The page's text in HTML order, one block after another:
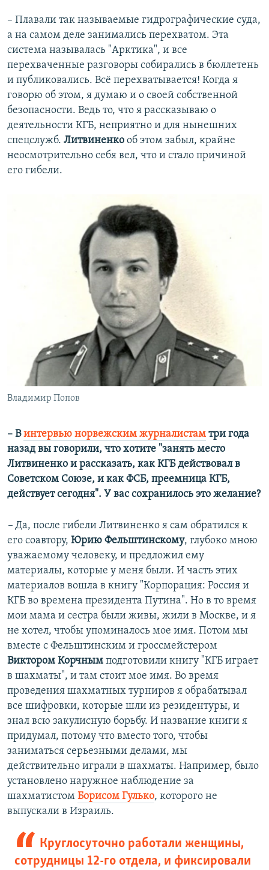
– Плавали так называемые гидрографические суда,
а на самом деле занимались перехватом. Эта
система называлась "Арктика", и все
перехваченные разговоры собирались в бюллетень
и публиковались. Всё перехватывается! Когда я
говорю об этом, я думаю и о своей собственной
безопасности. Ведь то, что я рассказываю о
деятельности КГБ, неприятно и для нынешних
спецслужб. Литвиненко об этом забыл, крайне
неосмотрительно себя вел, что и стало причиной
его гибели.
Владимир Попов
– Винтервью норвежским журналистам три года
назад вы говорили, что хотите "занять место
Литвиненко и рассказать, как КГБ действовал в
Советском Союзе, и как ФСБ, преемница КГБ,
действует сегодня". У вас сохранилось это желание?
– Да, после гибели Литвиненко я сам обратился к
его соавтору, Юрию Фельштинскому, глубоко мною
уважаемому человеку, и предложил ему
материалы, которые у меня были. И часть этих
материалов вошла в книгу "Корпорация: Россия и
КГБ во времена президента Путина". Но в то время
мои мама и сестра были живы, жили в Москве, и я
не хотел, чтобы упоминалось мое имя. Потом мы
вместе с Фельштинским и гроссмейстером
Виктором Корчным подготовили книгу "КГБ играет
в шахматы", и там стоит мое имя. Во время
проведения шахматных турниров я обрабатывал
все шифровки, которые шли из резидентуры, и
знал всю закулисную борьбу. И название книги я
придумал, потому что вместо того, чтобы
заниматься серьезными делами, мы
действительно играли в шахматы. Например, было
установлено наружное наблюдение за
шахматистом Борисом Гулько, которого не
выпускали в Израиль.
Круглосуточно работали женщины,
сотрудницы 12-го отдела, и фиксировали